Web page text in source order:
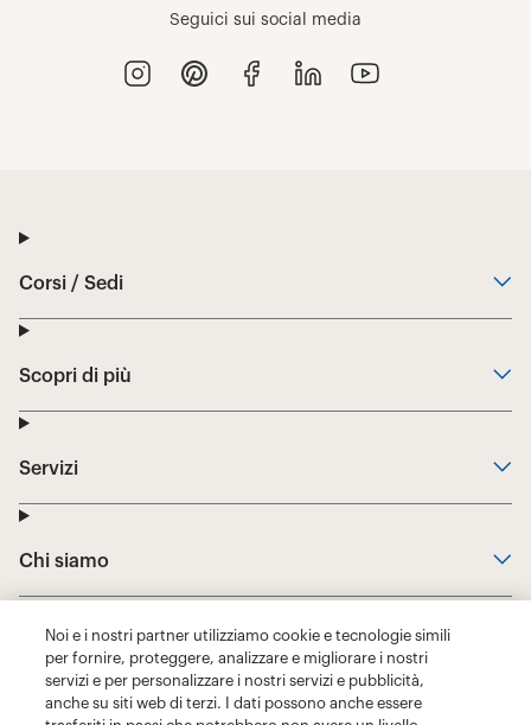
Noi e i nostri partner utilizziamo cookie e tecnologie simili
per fornire, proteggere, analizzare e migliorare i nostri
servizi e per personalizzare i nostri servizi e pubblicità,
anche su siti web di terzi. I dati possono anche essere